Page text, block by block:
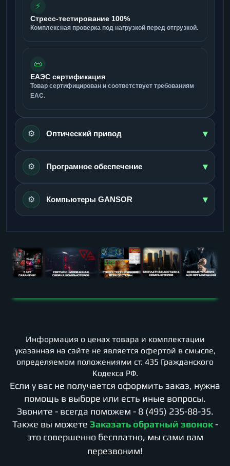
⚡
Стресс-тестирование 100%
Комплексная проверка под нагрузкой перед отгрузкой.
📜
ЕАЭС сертификация
Товар сертифицирован и соответствует требованиям
ЕАС.
⚙️ Оптический привод ▾
⚙️ Програмное обеспечение ▾
⚙️ Компьютеры GANSOR ▾
Информация о ценах товара и комплектации
указанная на сайте не является офертой в смысле,
определяемом положениями ст. 435 Гражданского
Кодекса РФ.
Если у вас не получается оформить заказ, нужна
помощь в выборе или есть иные вопросы.
Звоните - всегда поможем - 8 (495) 235-88-35.
Также вы можете Заказать обратный звонок -
это совершенно бесплатно, мы сами вам
перезвоним!